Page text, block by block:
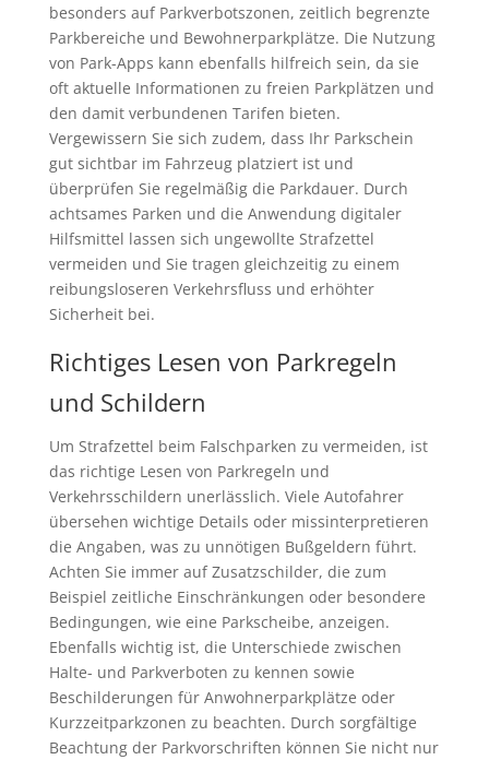
besonders auf Parkverbotszonen, zeitlich begrenzte
Parkbereiche und Bewohnerparkplätze. Die Nutzung
von Park-Apps kann ebenfalls hilfreich sein, da sie
oft aktuelle Informationen zu freien Parkplätzen und
den damit verbundenen Tarifen bieten.
Vergewissern Sie sich zudem, dass Ihr Parkschein
gut sichtbar im Fahrzeug platziert ist und
überprüfen Sie regelmäßig die Parkdauer. Durch
achtsames Parken und die Anwendung digitaler
Hilfsmittel lassen sich ungewollte Strafzettel
vermeiden und Sie tragen gleichzeitig zu einem
reibungsloseren Verkehrsfluss und erhöhter
Sicherheit bei.
Richtiges Lesen von Parkregeln
und Schildern
Um Strafzettel beim Falschparken zu vermeiden, ist
das richtige Lesen von Parkregeln und
Verkehrsschildern unerlässlich. Viele Autofahrer
übersehen wichtige Details oder missinterpretieren
die Angaben, was zu unnötigen Bußgeldern führt.
Achten Sie immer auf Zusatzschilder, die zum
Beispiel zeitliche Einschränkungen oder besondere
Bedingungen, wie eine Parkscheibe, anzeigen.
Ebenfalls wichtig ist, die Unterschiede zwischen
Halte- und Parkverboten zu kennen sowie
Beschilderungen für Anwohnerparkplätze oder
Kurzzeitparkzonen zu beachten. Durch sorgfältige
Beachtung der Parkvorschriften können Sie nicht nur